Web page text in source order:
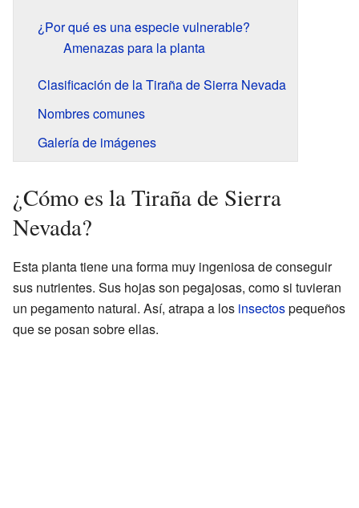
¿Por qué es una especie vulnerable?
Amenazas para la planta
Clasificación de la Tiraña de Sierra Nevada
Nombres comunes
Galería de imágenes
¿Cómo es la Tiraña de Sierra
Nevada?
Esta planta tiene una forma muy ingeniosa de conseguir
sus nutrientes. Sus hojas son pegajosas, como si tuvieran
un pegamento natural. Así, atrapa a los insectospequeños
que se posan sobre ellas.